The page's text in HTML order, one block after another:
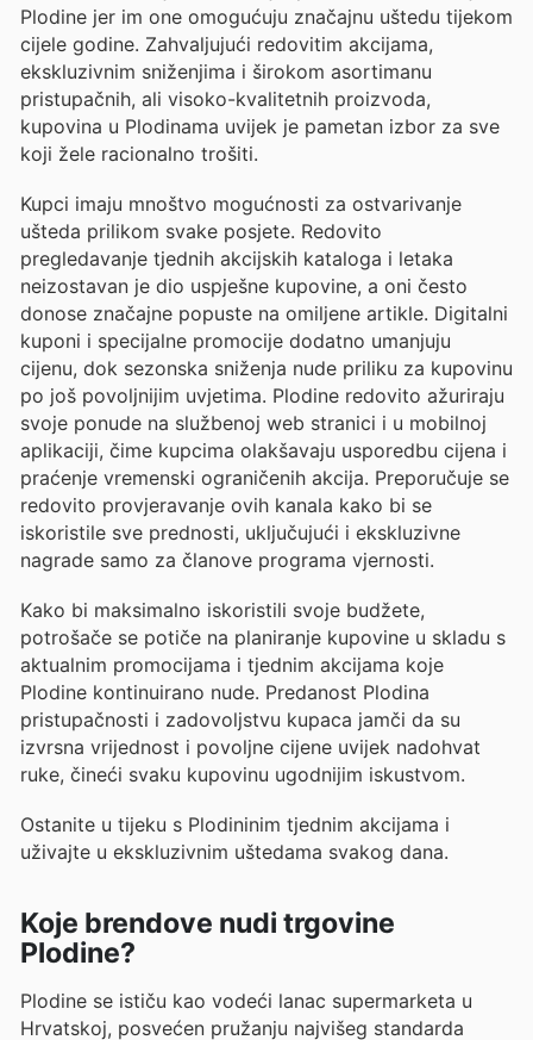
Plodine jer im one omogućuju značajnu uštedu tijekom
cijele godine. Zahvaljujući redovitim akcijama,
ekskluzivnim sniženjima i širokom asortimanu
pristupačnih, ali visoko-kvalitetnih proizvoda,
kupovina u Plodinama uvijek je pametan izbor za sve
koji žele racionalno trošiti.
Kupci imaju mnoštvo mogućnosti za ostvarivanje
ušteda prilikom svake posjete. Redovito
pregledavanje tjednih akcijskih kataloga i letaka
neizostavan je dio uspješne kupovine, a oni često
donose značajne popuste na omiljene artikle. Digitalni
kuponi i specijalne promocije dodatno umanjuju
cijenu, dok sezonska sniženja nude priliku za kupovinu
po još povoljnijim uvjetima. Plodine redovito ažuriraju
svoje ponude na službenoj web stranici i u mobilnoj
aplikaciji, čime kupcima olakšavaju usporedbu cijena i
praćenje vremenski ograničenih akcija. Preporučuje se
redovito provjeravanje ovih kanala kako bi se
iskoristile sve prednosti, uključujući i ekskluzivne
nagrade samo za članove programa vjernosti.
Kako bi maksimalno iskoristili svoje budžete,
potrošače se potiče na planiranje kupovine u skladu s
aktualnim promocijama i tjednim akcijama koje
Plodine kontinuirano nude. Predanost Plodina
pristupačnosti i zadovoljstvu kupaca jamči da su
izvrsna vrijednost i povoljne cijene uvijek nadohvat
ruke, čineći svaku kupovinu ugodnijim iskustvom.
Ostanite u tijeku s Plodininim tjednim akcijama i
uživajte u ekskluzivnim uštedama svakog dana.
Koje brendove nudi trgovine
Plodine?
Plodine se ističu kao vodeći lanac supermarketa u
Hrvatskoj, posvećen pružanju najvišeg standarda